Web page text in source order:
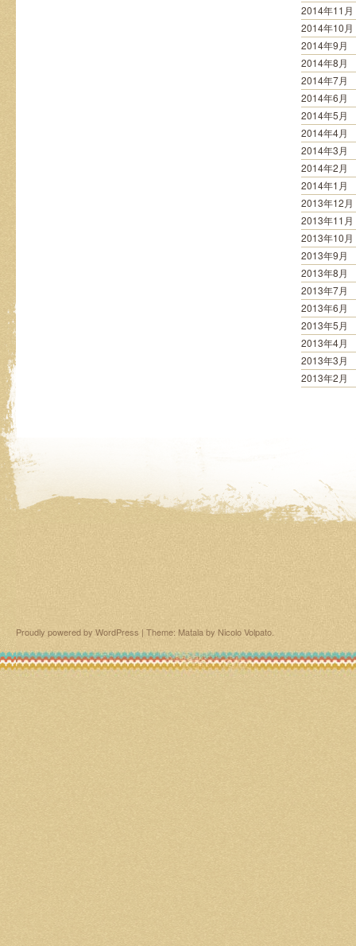
2014年11月
2014年10月
2014年9月
2014年8月
2014年7月
2014年6月
2014年5月
2014年4月
2014年3月
2014年2月
2014年1月
2013年12月
2013年11月
2013年10月
2013年9月
2013年8月
2013年7月
2013年6月
2013年5月
2013年4月
2013年3月
2013年2月
Proudly powered by WordPress | Theme: Matala by Nicolo Volpato